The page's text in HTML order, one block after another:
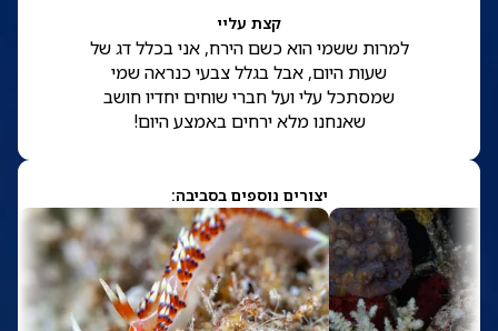
קצת עליי
למרות ששמי הוא כשם הירח, אני בכלל דג של
שעות היום, אבל בגלל צבעי כנראה שמי
שמסתכל עלי ועל חברי שוחים יחדיו חושב
שאנחנו מלא ירחים באמצע היום!
יצורים נוספים בסביבה: